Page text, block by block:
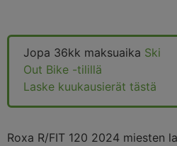
Jopa 36kk maksuaika Ski
Out Bike -tilillä
Laske kuukausierät tästä
Roxa R/FIT 120 2024 miesten